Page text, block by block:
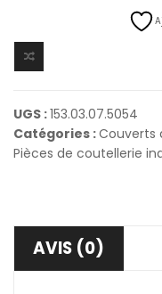
UGS :153.03.07.5054
Catégories :Couverts
Pièces de coutellerie
AVIS (0)